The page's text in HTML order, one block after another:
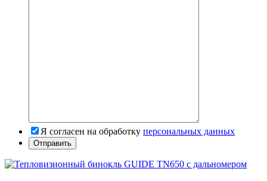
Я согласен на обработку персональных данных